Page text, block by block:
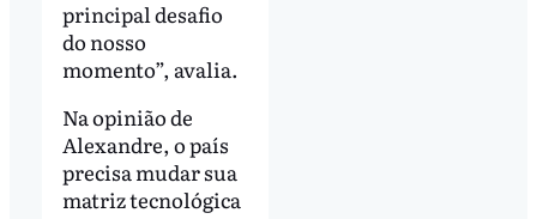
principal desafio
do nosso
momento”, avalia.
Na opinião de
Alexandre, o país
precisa mudar sua
matriz tecnológica